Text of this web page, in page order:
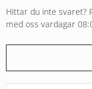
funktion än vad
Arbetsbelysning och
till varningsljus på
E-godkänt för
Hittar du inte svaret?
med oss vardagar